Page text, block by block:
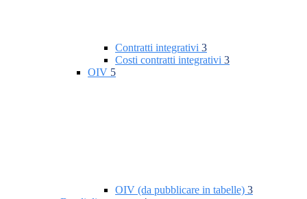
Contratti integrativi 3
Costi contratti integrativi 3
OIV 5
OIV (da pubblicare in tabelle) 3